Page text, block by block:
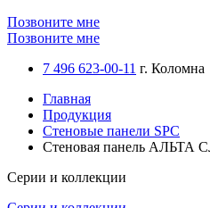
Позвоните мне
Позвоните мне
7 496 623-00-11 г. Коломна
Главная
Продукция
Стеновые панели SPC
Стеновая панель АЛЬТА
Серии и коллекции